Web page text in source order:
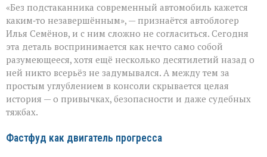
незаметный
герой
автомобильного
салона
«Без подстаканника современный автомобиль кажется
каким‑то незавершённым», — признаётся автоблогер
Илья Семёнов, и с ним сложно не согласиться. Сегодня
эта деталь воспринимается как нечто само собой
разумеющееся, хотя ещё несколько десятилетий назад о
ней никто всерьёз не задумывался. А между тем за
простым углублением в консоли скрывается целая
история — о привычках, безопасности и даже судебных
тяжбах.
Фастфуд как двигатель прогресса